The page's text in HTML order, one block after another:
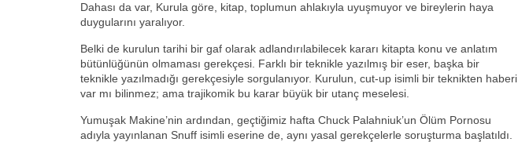
Dahası da var, Kurula göre, kitap, toplumun ahlakıyla uyuşmuyor ve bireylerin haya
duygularını yaralıyor.
Belki de kurulun tarihi bir gaf olarak adlandırılabilecek kararı kitapta konu ve anlatım
bütünlüğünün olmaması gerekçesi. Farklı bir teknikle yazılmış bir eser, başka bir
teknikle yazılmadığı gerekçesiyle sorgulanıyor. Kurulun, cut-up isimli bir teknikten haberi
var mı bilinmez; ama trajikomik bu karar büyük bir utanç meselesi.
Yumuşak Makine’nin ardından, geçtiğimiz hafta Chuck Palahniuk’un Ölüm Pornosu
adıyla yayınlanan Snuff isimli eserine de, aynı yasal gerekçelerle soruşturma başlatıldı.